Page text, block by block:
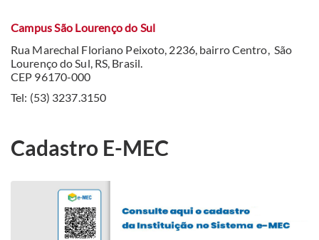
Campus São Lourenço do Sul
Rua Marechal Floriano Peixoto, 2236, bairro Centro, São
Lourenço do Sul, RS, Brasil.
CEP 96170-000
Tel: (53) 3237.3150
Cadastro E-MEC